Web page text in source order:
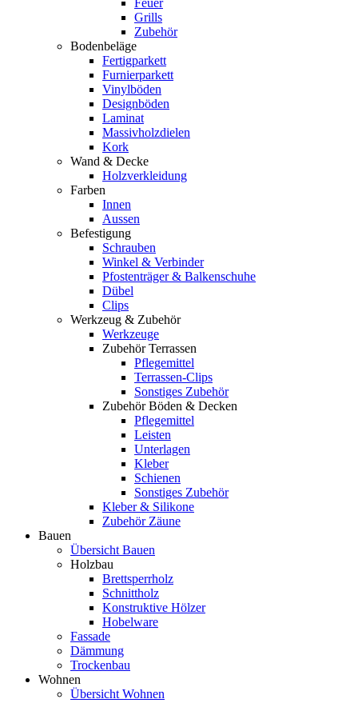
Grills
Zubehör
Bodenbeläge
Fertigparkett
Furnierparkett
Vinylböden
Designböden
Laminat
Massivholzdielen
Kork
Wand & Decke
Holzverkleidung
Farben
Innen
Aussen
Befestigung
Schrauben
Winkel & Verbinder
Pfostenträger & Balkenschuhe
Dübel
Clips
Werkzeug & Zubehör
Werkzeuge
Zubehör Terrassen
Pflegemittel
Terrassen-Clips
Sonstiges Zubehör
Zubehör Böden & Decken
Pflegemittel
Leisten
Unterlagen
Kleber
Schienen
Sonstiges Zubehör
Kleber & Silikone
Zubehör Zäune
Bauen
Übersicht Bauen
Holzbau
Brettsperrholz
Schnittholz
Konstruktive Hölzer
Hobelware
Fassade
Dämmung
Trockenbau
Wohnen
Übersicht Wohnen